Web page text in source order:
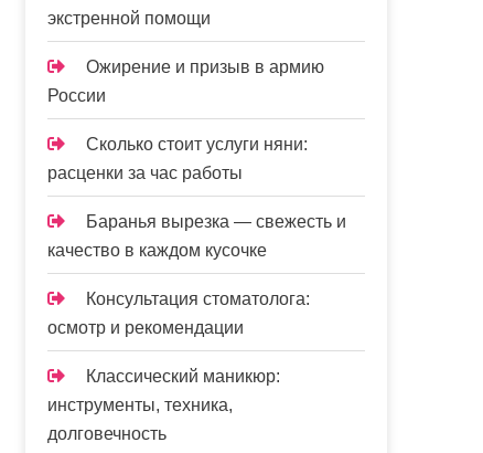
экстренной помощи
Ожирение и призыв в армию
России
Сколько стоит услуги няни:
расценки за час работы
Баранья вырезка — свежесть и
качество в каждом кусочке
Консультация стоматолога:
осмотр и рекомендации
Классический маникюр:
инструменты, техника,
долговечность